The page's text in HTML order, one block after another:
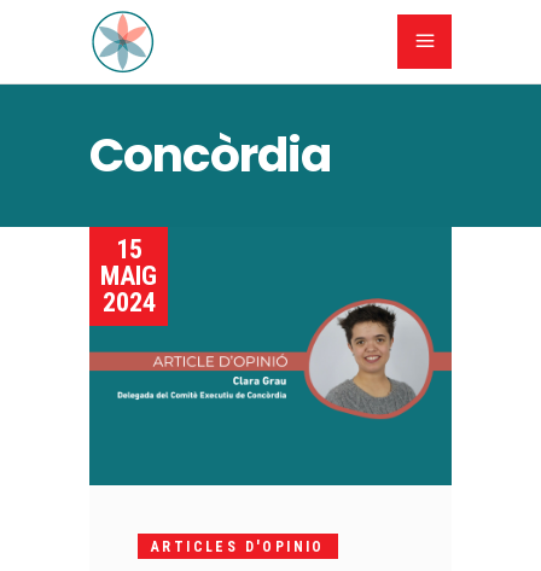
Concòrdia
15
MAIG
2024
ARTICLES D'OPINIO